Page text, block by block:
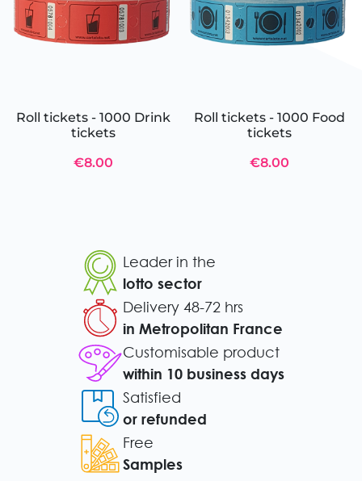
Roll tickets - 1000 Drink
tickets
€8.00
Roll tickets - 1000 Food
tickets
€8.00
Leader in the
lotto sector
Delivery 48-72 hrs
in Metropolitan France
Customisable product
within 10 business days
Satisfied
or refunded
Free
Samples